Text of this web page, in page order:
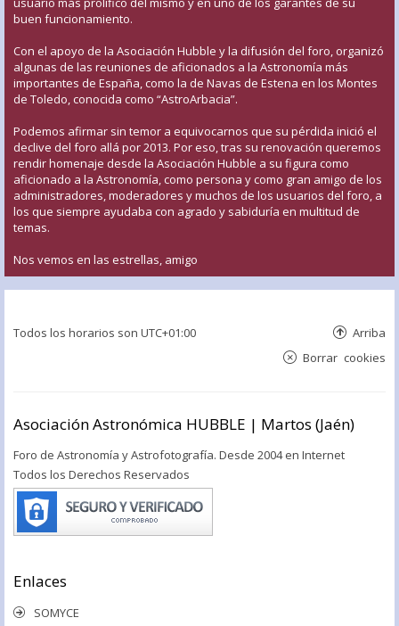
buen funcionamiento.
Con el apoyo de la Asociación Hubble y la difusión del foro, organizó
algunas de las reuniones de aficionados a la Astronomía más
importantes de España, como la de Navas de Estena en los Montes
de Toledo, conocida como “AstroArbacia”.
Podemos afirmar sin temor a equivocarnos que su pérdida inició el
declive del foro allá por 2013. Por eso, tras su renovación queremos
rendir homenaje desde la Asociación Hubble a su figura como
aficionado a la Astronomía, como persona y como gran amigo de los
administradores, moderadores y muchos de los usuarios del foro, a
los que siempre ayudaba con agrado y sabiduría en multitud de
temas.
Nos vemos en las estrellas, amigo
Todos los horarios son UTC+01:00 Arriba
Borrar cookies
Asociación Astronómica HUBBLE | Martos (Jaén)
Foro de Astronomía y Astrofotografía. Desde 2004 en Internet
Todos los Derechos Reservados
Enlaces
SOMYCE